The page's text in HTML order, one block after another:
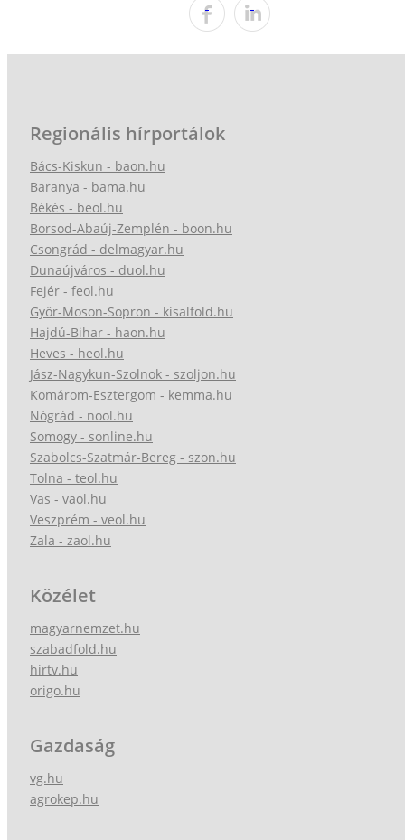
Regionális hírportálok
Bács-Kiskun - baon.hu
Baranya - bama.hu
Békés - beol.hu
Borsod-Abaúj-Zemplén - boon.hu
Csongrád - delmagyar.hu
Dunaújváros - duol.hu
Fejér - feol.hu
Győr-Moson-Sopron - kisalfold.hu
Hajdú-Bihar - haon.hu
Heves - heol.hu
Jász-Nagykun-Szolnok - szoljon.hu
Komárom-Esztergom - kemma.hu
Nógrád - nool.hu
Somogy - sonline.hu
Szabolcs-Szatmár-Bereg - szon.hu
Tolna - teol.hu
Vas - vaol.hu
Veszprém - veol.hu
Zala - zaol.hu
Közélet
magyarnemzet.hu
szabadfold.hu
hirtv.hu
origo.hu
Gazdaság
vg.hu
agrokep.hu